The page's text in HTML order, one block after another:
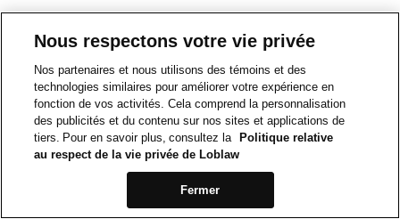
Nous respectons votre vie privée
Nos partenaires et nous utilisons des témoins et des
technologies similaires pour améliorer votre expérience en
fonction de vos activités. Cela comprend la personnalisation
des publicités et du contenu sur nos sites et applications de
tiers. Pour en savoir plus, consultez la
Politique relative
au respect de la vie privée de Loblaw
Fermer